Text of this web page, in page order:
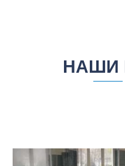
НАШИ